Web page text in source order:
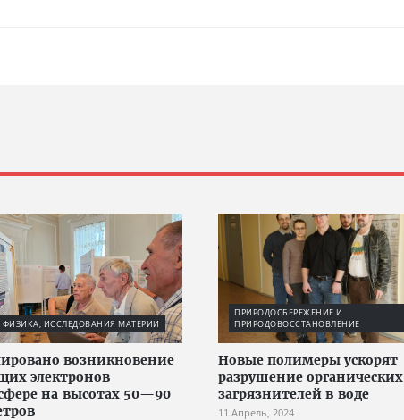
ИССЛЕДОВАНИЯ МАТЕРИИ
возникновение
электронов
на высотах 50—90
ПРИРОДОСБЕРЕЖЕНИЕ И
ПРИРОДОВОССТАНОВЛЕНИЕ
Новые полимеры ускорят
разрушение органических
загрязнителей в воде
11 Апрель, 2024